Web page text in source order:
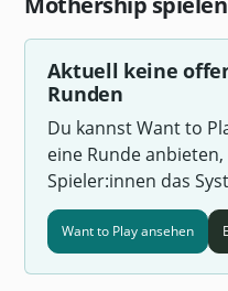
Aktuell keine
Runden
Du kannst Want to
eine Runde
Spieler:innen das
Want to Play ansehen